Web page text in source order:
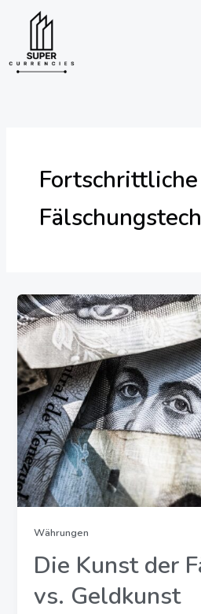
Überspringen
Fortschrittliche
Währungen
Die Kunst der
vs. Geldkunst